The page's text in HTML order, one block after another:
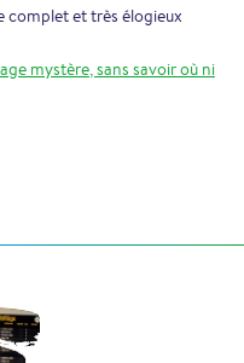
complet et très élogieux
mystère, sans savoir où ni